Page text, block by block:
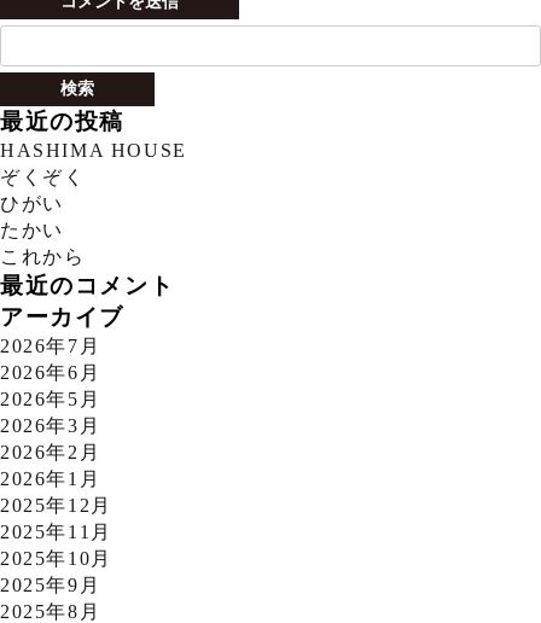
検
最近の投稿
HASHIMA HOUSE
ぞくぞく
ひがい
たかい
これから
最近のコメント
アーカイブ
2026年7月
2026年6月
2026年5月
2026年3月
2026年2月
2026年1月
2025年12月
2025年11月
2025年10月
2025年9月
2025年8月